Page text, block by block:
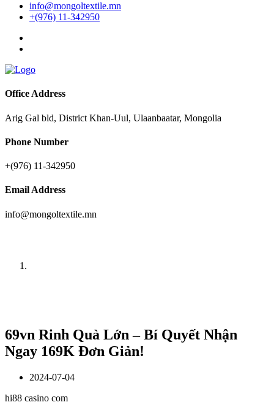
info@mongoltextile.mn
+(976) 11-342950
Office Address
Arig Gal bld, District Khan-Uul, Ulaanbaatar, Mongolia
Phone Number
+(976) 11-342950
Email Address
info@mongoltextile.mn
69vn Rinh Quà Lớn – Bí Quyết Nhận
Ngay 169K Đơn Giản!
2024-07-04
hi88 casino com